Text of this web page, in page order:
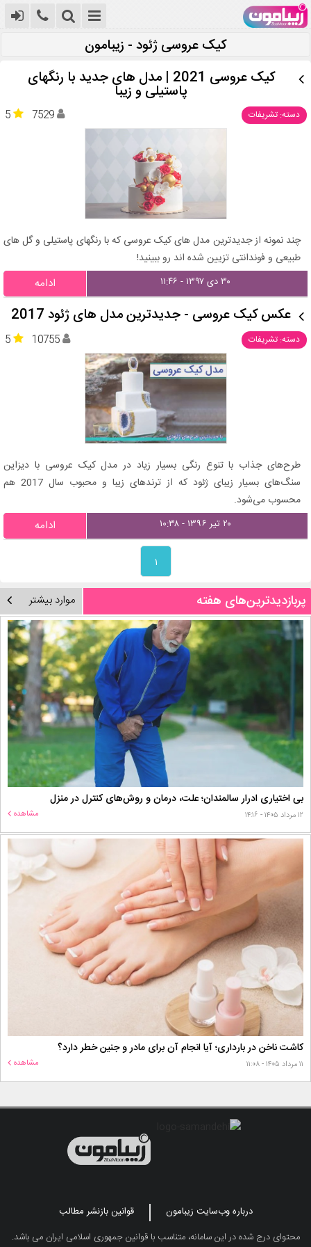
کیک عروسی ژئود - زیبامون
کیک عروسی 2021 | مدل های جدید با رنگهای
پاستیلی و زیبا
دسته: تشریفات 5 7529
چند نمونه از جدیدترین مدل های کیک عروسی که با رنگهای پاستیلی و گل های
طبیعی و فوندانتی تزیین شده اند رو ببینید!
۳۰ دی ۱۳۹۷ - ۱۱:۴۶ ادامه
عکس کیک عروسی - جدیدترین مدل های ژئود 2017
دسته: تشریفات 5 10755
طرح‌های جذاب با تنوع رنگی بسیار زیاد در مدل کیک عروسی با دیزاین
سنگ‌های بسیار زیبای ژئود که از ترندهای زیبا و محبوب سال 2017 هم
محسوب می‌شود.
۲۰ تیر ۱۳۹۶ - ۱۰:۳۸ ادامه
۱
پربازدیدترین‌های هفته موارد بیشتر
بی اختیاری ادرار سالمندان؛ علت، درمان و روش‌های کنترل در منزل
۱۲ مرداد ۱۴۰۵ - ۱۴:۱۶ مشاهده
کاشت ناخن در بارداری؛ آیا انجام آن برای مادر و جنین خطر دارد؟
۱۱ مرداد ۱۴۰۵ - ۱۱:۰۸ مشاهده
درباره وب‌سایت زیبامون
قوانین بازنشر مطالب
محتوای درج شده در این سامانه، متناسب با قوانین جمهوری اسلامی ایران می باشد.